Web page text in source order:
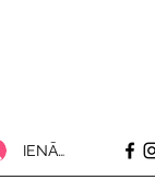
IENĀKT